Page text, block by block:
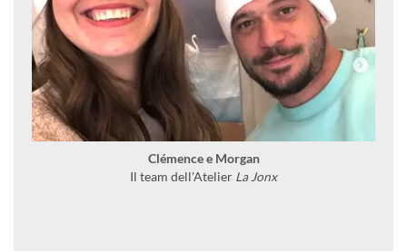
Clémence e Morgan
Il team dell'Atelier La Jonx